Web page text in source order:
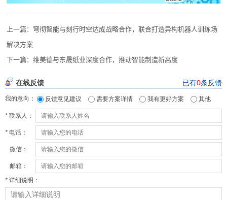
上一篇： 穹彻智能与刻行时空达成战略合作，联合打造异构机器人训练场
解决方案
下一篇：维美德与东晟纸业深度合作，推动智能制造新高度